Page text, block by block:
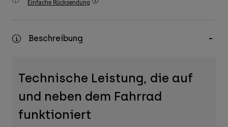
Zubehör
Taschen & Rucksäcke
Alle anzeigen
Einfache Rücksendung
Beschreibung
Technische Leistung, die auf
und neben dem Fahrrad
funktioniert